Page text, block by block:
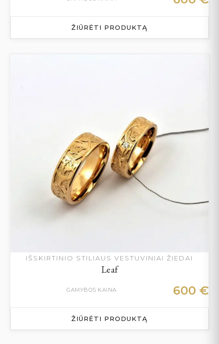
ŽIŪRĖTI PRODUKTĄ
IŠSKIRTINIO STILIAUS VESTUVINIAI ŽIEDAI
Leaf
GAMYBOS KAINA 600 €
ŽIŪRĖTI PRODUKTĄ